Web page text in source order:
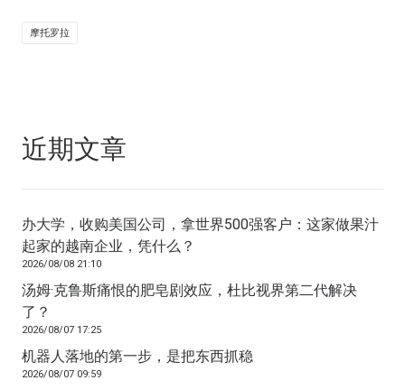
摩托罗拉
近期文章
办大学，收购美国公司，拿世界500强客户：这家做果汁
起家的越南企业，凭什么？
2026/08/08 21:10
汤姆·克鲁斯痛恨的肥皂剧效应，杜比视界第二代解决
了？
2026/08/07 17:25
机器人落地的第一步，是把东西抓稳
2026/08/07 09:59